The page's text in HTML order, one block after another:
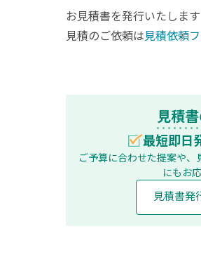
お見積書を発行いたします
見積のご依頼は見積依頼
見積
最短即日
ご予算に合わせた提案や、
にもお
見積書発